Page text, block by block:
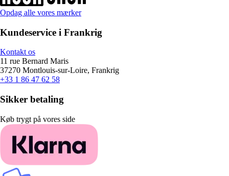
Opdag alle vores mærker
Kundeservice i Frankrig
Kontakt os
11 rue Bernard Maris
37270 Montlouis-sur-Loire, Frankrig
+33 1 86 47 62 58
Sikker betaling
Køb trygt på vores side